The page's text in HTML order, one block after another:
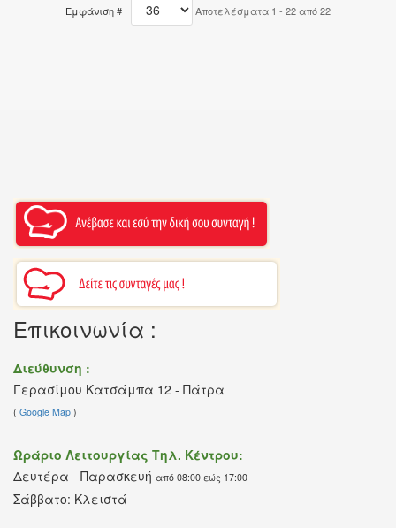
Εμφάνιση # Αποτελέσματα 1 - 22 από 22
Επικοινωνία :
Διεύθυνση :
Γερασίμου Κατσάμπα 12 - Πάτρα
( Google Map )
Ωράριο Λειτουργίας Τηλ. Κέντρου:
Δευτέρα - Παρασκευή από 08:00 εώς 17:00
Σάββατο: Κλειστά